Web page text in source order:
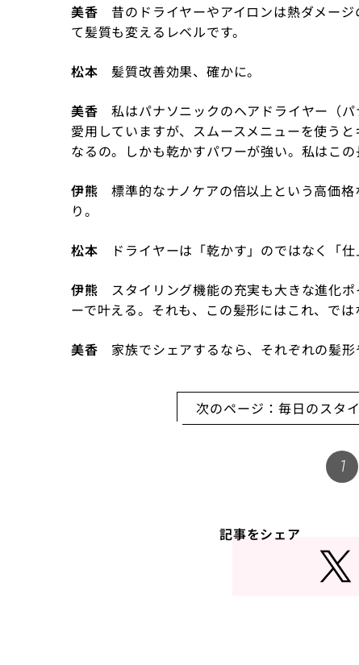
美香 昔のドライヤーやアイロンは熱ダメー
て髪質も変えるレベルです。
松本 髪質改善効果、確かに。
美香 私はパナソニックのヘアドライヤー（
愛用していますが、スムースメニューを使う
なるの。しかも乾かすパワーが強い。私はこの
伊熊 標準的なナノケアの倍以上という高価
り。
松本 ドライヤーは「乾かす」のではなく「仕
伊熊 スタイリング機能の充実も大きな進化
ーで叶える。それも、この髪形にはこれ、で
美香 家族でシェアするなら、それぞれの髪形
次のページ：毎日のスタ
1
記事をシェア